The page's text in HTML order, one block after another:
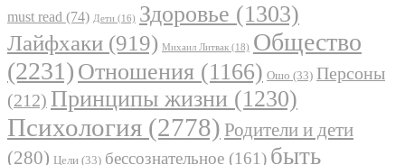
must read (74) Дети (16) Здоровье (1303)
Лайфхаки (919) Михаил Литвак (18) Общество
(2231) Отношения (1166) Ошо (33) Персоны
(212) Принципы жизни (1230)
Психология (2778) Родители и дети
(280) Цели (33) бессознательное (161) быть